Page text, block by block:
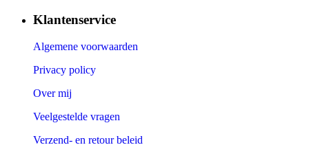
Klantenservice
Algemene voorwaarden
Privacy policy
Over mij
Veelgestelde vragen
Verzend- en retour beleid